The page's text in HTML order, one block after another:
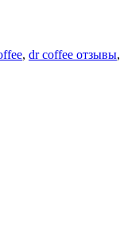
, dr coffee отзывы,